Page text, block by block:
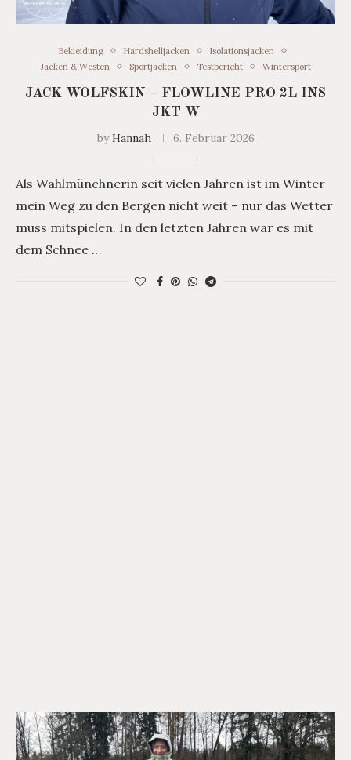
Bekleidung Hardshelljacken
Isolationsjacken
Jacken & Westen
Sportjacken Testbericht Wintersport
JACK WOLFSKIN – FLOWLINE PRO 2L INS
JKT W
byHannah 6. Februar 2026
Als Wahlmünchnerin seit vielen Jahren ist im Winter
mein Weg zu den Bergen nicht weit – nur das Wetter
muss mitspielen. In den letzten Jahren war es mit
dem Schnee …